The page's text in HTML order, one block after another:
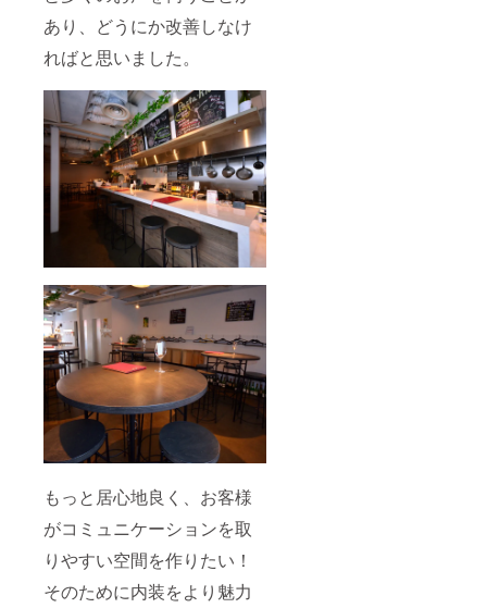
あり、どうにか改善しなけ
ればと思いました。
もっと居心地良く、お客様
がコミュニケーションを取
りやすい空間を作りたい！
そのために内装をより魅力